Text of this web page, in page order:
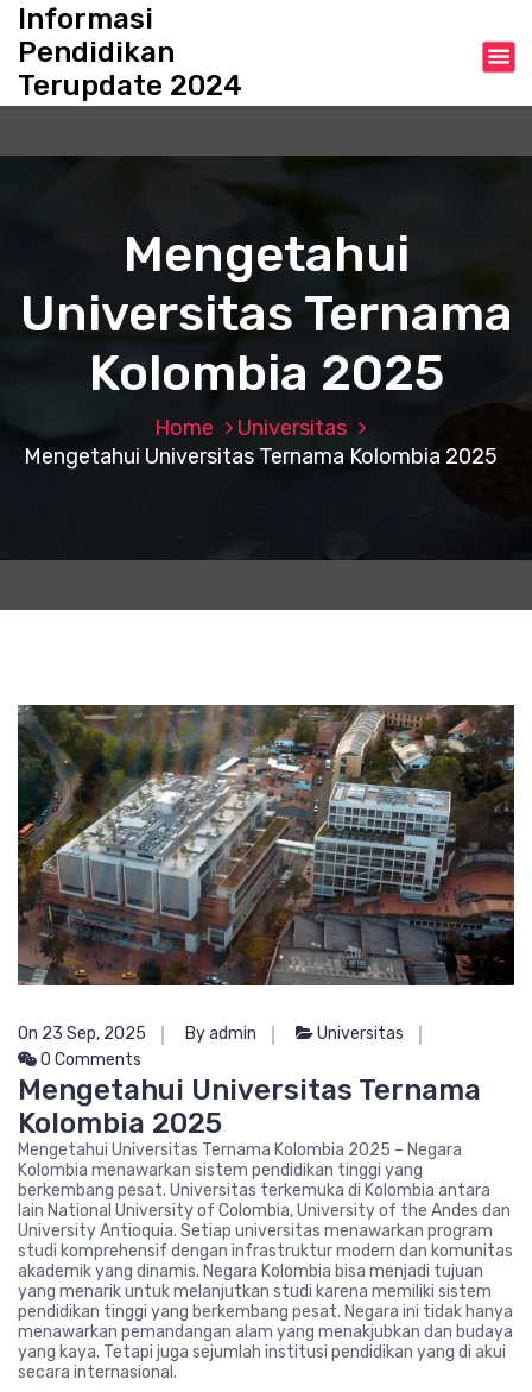
Informasi
Pendidikan
Terupdate 2024
Mengetahui
Universitas Ternama
Kolombia 2025
Home
Universitas
Mengetahui Universitas Ternama Kolombia 2025
On 23 Sep, 2025 By admin
Universitas
0 Comments
Mengetahui Universitas Ternama
Kolombia 2025
Mengetahui Universitas Ternama Kolombia 2025 – Negara
Kolombia menawarkan sistem pendidikan tinggi yang
berkembang pesat. Universitas terkemuka di Kolombia antara
lain National University of Colombia, University of the Andes dan
University Antioquia. Setiap universitas menawarkan program
studi komprehensif dengan infrastruktur modern dan komunitas
akademik yang dinamis. Negara Kolombia bisa menjadi tujuan
yang menarik untuk melanjutkan studi karena memiliki sistem
pendidikan tinggi yang berkembang pesat. Negara ini tidak hanya
menawarkan pemandangan alam yang menakjubkan dan budaya
yang kaya. Tetapi juga sejumlah institusi pendidikan yang di akui
secara internasional.